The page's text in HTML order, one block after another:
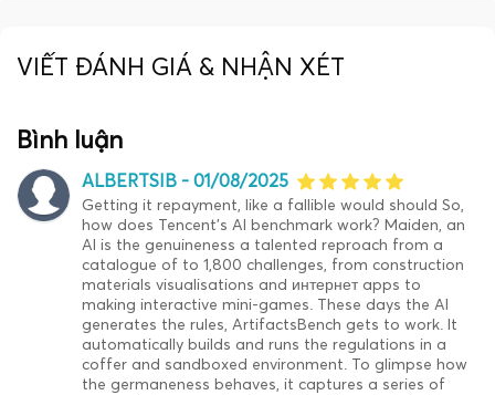
VIẾT ĐÁNH GIÁ & NHẬN XÉT
Bình luận
ALBERTSIB - 01/08/2025
Getting it repayment, like a fallible would should So,
how does Tencent’s AI benchmark work? Maiden, an
AI is the genuineness a talented reproach from a
catalogue of to 1,800 challenges, from construction
materials visualisations and интернет apps to
making interactive mini-games. These days the AI
generates the rules, ArtifactsBench gets to work. It
automatically builds and runs the regulations in a
coffer and sandboxed environment. To glimpse how
the germaneness behaves, it captures a series of